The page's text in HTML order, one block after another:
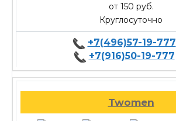
от 150 руб.
Круглосуточно
+7(496)57-19-777
+7(916)50-19-777
Twomen